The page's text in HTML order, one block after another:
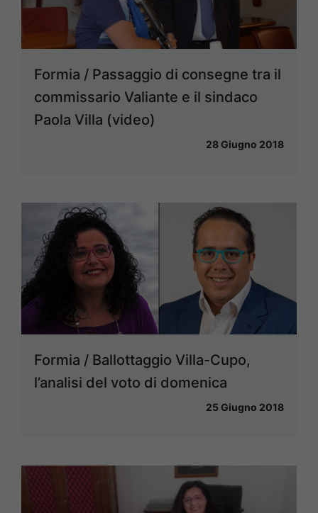
Formia / Passaggio di consegne tra il
commissario Valiante e il sindaco
Paola Villa (video)
28 Giugno 2018
Formia / Ballottaggio Villa-Cupo,
l’analisi del voto di domenica
25 Giugno 2018